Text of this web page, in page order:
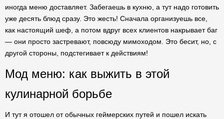
иногда меню доставляет. Забегаешь в кухню, а тут надо готовить
уже десять блюд сразу. Это жесть! Сначала организуешь все,
как настоящий шеф, а потом вдруг всех клиентов накрывает баг
— они просто застревают, повсюду мимоходом. Это бесит, но, с
другой стороны, подстегивает к действиям!
Мод меню: как выжить в этой
кулинарной борьбе
И тут я отошел от обычных геймерских путей и пошел искать